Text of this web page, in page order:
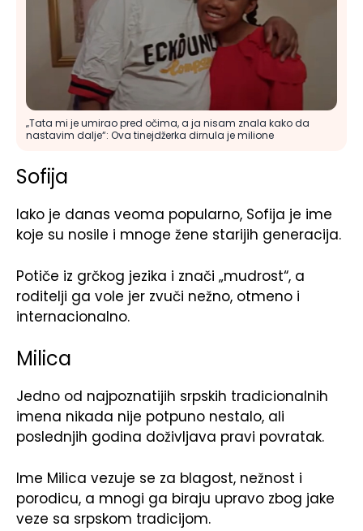
„Tata mi je umirao pred očima, a ja nisam znala kako da
nastavim dalje“: Ova tinejdžerka dirnula je milione
Sofija
Iako je danas veoma popularno, Sofija je ime
koje su nosile i mnoge žene starijih generacija.
Potiče iz grčkog jezika i znači „mudrost“, a
roditelji ga vole jer zvuči nežno, otmeno i
internacionalno.
Milica
Jedno od najpoznatijih srpskih tradicionalnih
imena nikada nije potpuno nestalo, ali
poslednjih godina doživljava pravi povratak.
Ime Milica vezuje se za blagost, nežnost i
porodicu, a mnogi ga biraju upravo zbog jake
veze sa srpskom tradicijom.